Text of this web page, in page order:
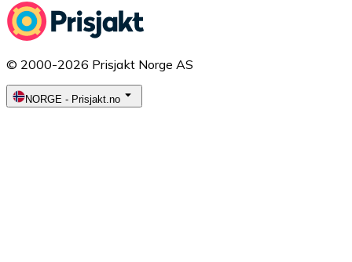
© 2000-2026 Prisjakt Norge AS
NORGE - Prisjakt.no